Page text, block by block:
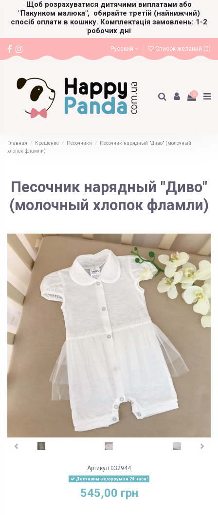
Щоб розрахуватися дитячими виплатами або
"Пакунком малюка", обирайте третій (найнижчий)
спосіб оплати в кошику. Комплектація замовлень: 1-2
робочих дні
Русский Список желаний (0)
0
Главная Крещение Песочники
Песочник нарядный "Диво" (молочный
хлопок фламли)
Песочник нарядный "Диво"
(молочный хлопок фламли)
Артикул 032944
Доставим в шоурум за 24 часа!
545,00 грн